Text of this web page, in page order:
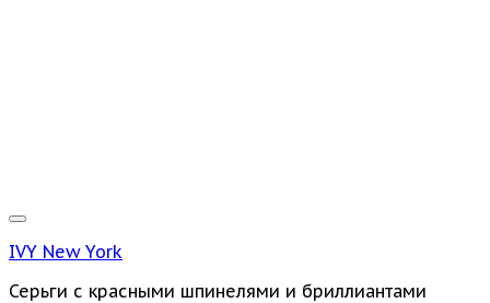
IVY New York
Серьги с красными шпинелями и бриллиантами